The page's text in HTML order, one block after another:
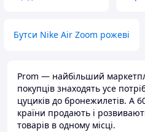
Бутси Nike Air Zoom рожеві
Prom — найбільший
покупців знаходять усе
цуциків до бронежилетів. А
країни продають і
товарів в одному місці.